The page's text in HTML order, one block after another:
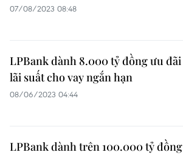
07/08/2023 08:48
LPBank dành 8.000 tỷ đồng ưu đãi
lãi suất cho vay ngắn hạn
08/06/2023 04:44
LPBank dành trên 100.000 tỷ đồng